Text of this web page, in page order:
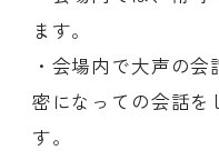
ます。
・会場内で大声の会
密になっての会話を
す。